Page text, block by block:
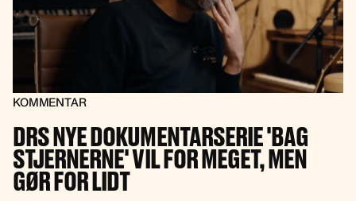
KOMMENTAR
DRS NYE DOKUMENTARSERIE 'BAG
STJERNERNE' VIL FOR MEGET, MEN
GØR FOR LIDT